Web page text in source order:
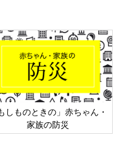
外来小児科学会リーフレッ
ト検討会